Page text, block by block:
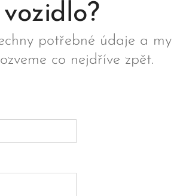
vozidlo?
potřebné údaje a my
co nejdříve zpět.